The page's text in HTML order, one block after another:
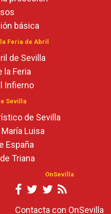
básica
Feria de Abril
de Sevilla
la Feria
Infierno
Sevilla
de Sevilla
Luisa
España
Triana
OnSevilla
Contacta con OnSevilla